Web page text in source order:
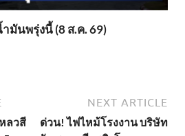
มันพรุ่งนี้ (8 ส.ค. 69)
ลวสี
NEXT ARTICLE
ด่วน! ไฟไหม้โรงงาน บริษัท